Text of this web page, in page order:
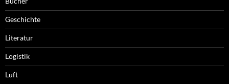
Geschichte
Literatur
Logistik
Luft